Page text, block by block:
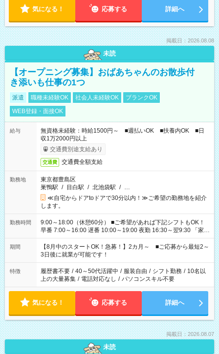
気になる！ 応募する 詳細へ
掲載日：2026.08.08
未読
【オープニング募集】おばあちゃんのお散歩付
き添いも仕事の1つ
派遣 職種未経験OK 社会人未経験OK
ブランクOK
WEB登録・面接OK
給与
無資格未経験：時給1500円～ ■週払いOK ■扶養内OK ■日
収1万2000円以上
交通費別途支給あり
交通費 交通費全額支給
勤務地
東京都豊島区
巣鴨駅 / 目白駅 / 北池袋駅 / …
≪自宅からドアtoドアで30分以内！≫ご希望の勤務地を紹介
します。
勤務時間
9:00～18:00（休憩60分） ■ご希望があれば下記シフトもOK！
早番 7:00～16:00 遅番 10:00～19:00 夜勤 16:30～翌9:30 「家族
と休みを合わせたい」 「余裕を持って夕飯の準備がしたい」
「できれば残業はしたくない」 など、ご希望を教えてください
ね。 ※Wワーク希望の方へ 今ご覧のお仕事で希望する勤務時間
と、もう1つのお仕事の勤務時間。 合計で週40時間を超える場
合は応募できません。
期間
【8月中のスタートOK！急募！】2カ月～ ■ご応募から最短2～
3日後に就業が可能です！
特徴 履歴書不要 / 40～50代活躍中 / 服装自由 / シフト勤務 / 10名以
上の大量募集 / 電話対応なし / パソコンスキル不要
気になる！ 応募する 詳細へ
掲載日：2026.08.07
未読